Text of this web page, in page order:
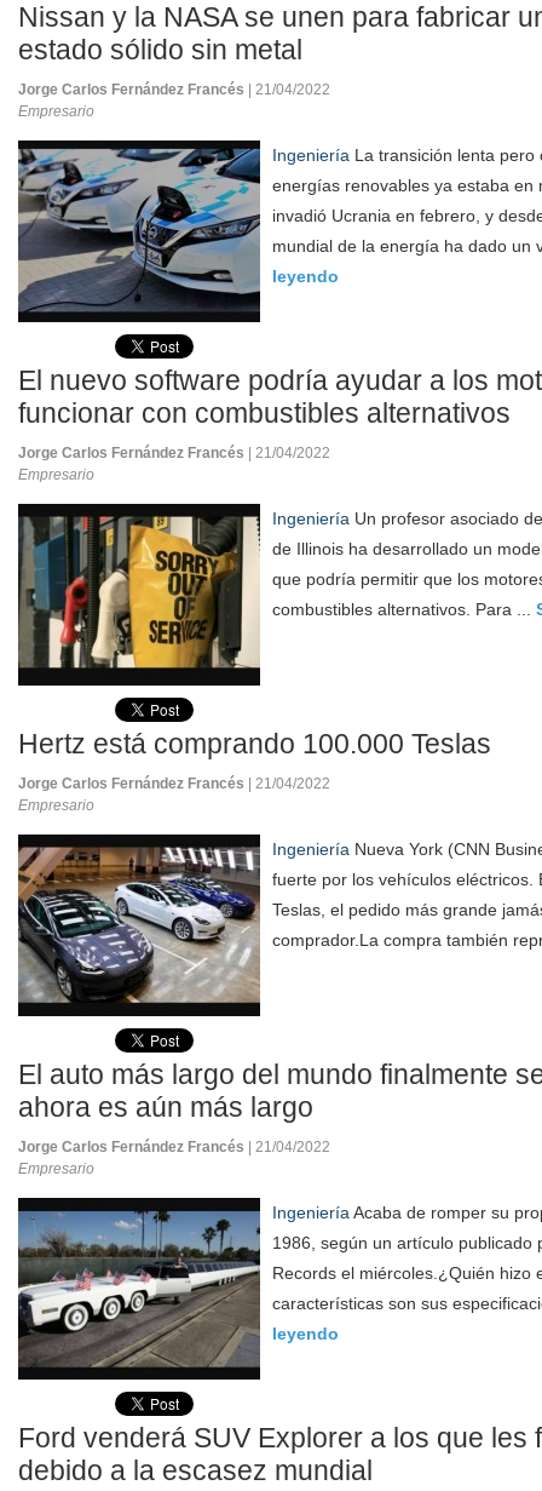
Nissan y la NASA se unen para fabricar
estado sólido sin metal
Jorge Carlos Fernández Francés
| 21/04/2022
Empresario
Ingeniería La transición lenta pero
energías renovables ya estaba en
invadió Ucrania en febrero, y
mundial de la energía ha dado un
leyendo
El nuevo software podría ayudar a los
funcionar con combustibles alternativos
Jorge Carlos Fernández Francés
| 21/04/2022
Empresario
Ingeniería Un profesor asociado
de Illinois ha desarrollado un
que podría permitir que los
combustibles alternativos. Para ...
Hertz está comprando 100.000 Teslas
Jorge Carlos Fernández Francés
| 21/04/2022
Empresario
Ingeniería Nueva York (CNN
fuerte por los vehículos eléctricos.
Teslas, el pedido más grande
comprador.La compra también
El auto más largo del mundo finalmente
ahora es aún más largo
Jorge Carlos Fernández Francés
| 21/04/2022
Empresario
Ingeniería Acaba de romper su
1986, según un artículo publicado
Records el miércoles.¿Quién hizo
características son sus
leyendo
Ford venderá SUV Explorer a los que les
debido a la escasez mundial